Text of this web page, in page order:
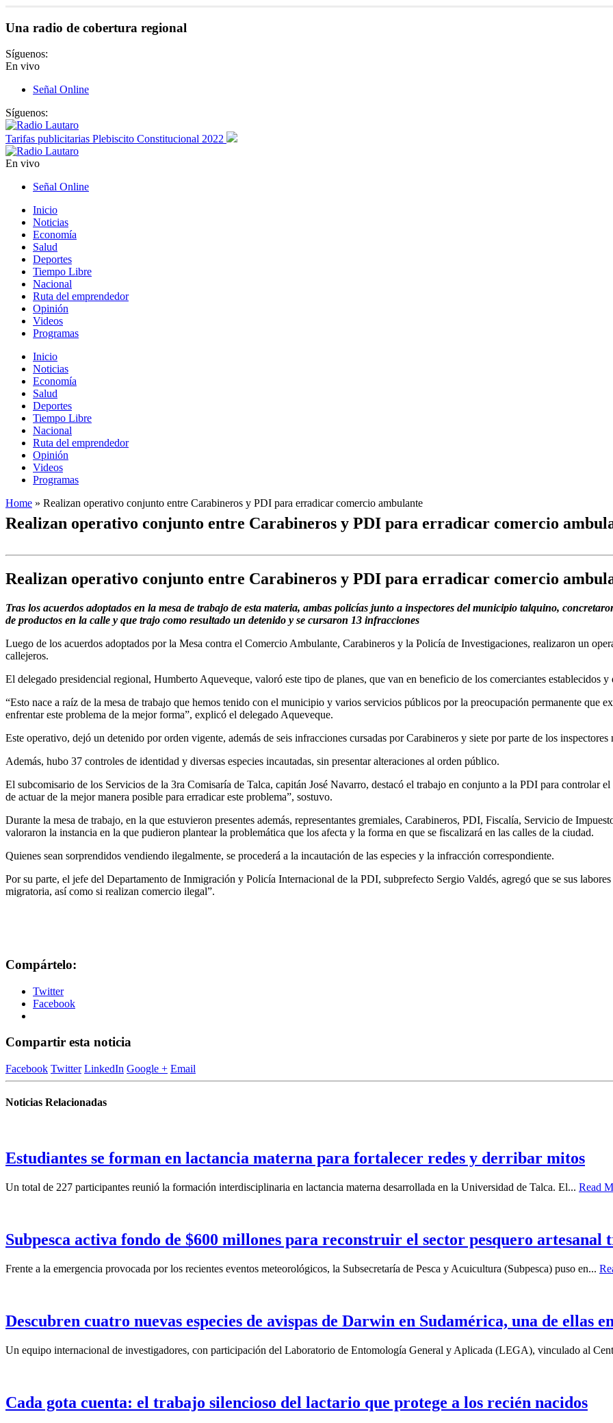
Una radio de cobertura regional
Síguenos:
En vivo
Señal Online
Síguenos:
Tarifas publicitarias Plebiscito Constitucional 2022
En vivo
Señal Online
Inicio
Noticias
Economía
Salud
Deportes
Tiempo Libre
Nacional
Ruta del emprendedor
Opinión
Videos
Programas
Inicio
Noticias
Economía
Salud
Deportes
Tiempo Libre
Nacional
Ruta del emprendedor
Opinión
Videos
Programas
Home » Realizan operativo conjunto entre Carabineros y PDI para erradicar comercio ambulante
Realizan operativo conjunto entre Carabineros y PDI para erradicar comercio
Realizan operativo conjunto entre Carabineros y PDI para erradicar comercio
Tras los acuerdos adoptados en la mesa de trabajo de esta materia, ambas policías junto a inspectores del municipio talquino,
de productos en la calle y que trajo como resultado un detenido y se cursaron 13 infracciones
Luego de los acuerdos adoptados por la Mesa contra el Comercio Ambulante, Carabineros y la Policía de Investigaciones, realizaron un
callejeros.
El delegado presidencial regional, Humberto Aqueveque, valoró este tipo de planes, que van en beneficio de los comerciantes establecidos
“Esto nace a raíz de la mesa de trabajo que hemos tenido con el municipio y varios servicios públicos por la preocupación permanente que
enfrentar este problema de la mejor forma”, explicó el delegado Aqueveque.
Este operativo, dejó un detenido por orden vigente, además de seis infracciones cursadas por Carabineros y siete por parte de los inspectores
Además, hubo 37 controles de identidad y diversas especies incautadas, sin presentar alteraciones al orden público.
El subcomisario de los Servicios de la 3ra Comisaría de Talca, capitán José Navarro, destacó el trabajo en conjunto a la PDI para controlar
de actuar de la mejor manera posible para erradicar este problema”, sostuvo.
Durante la mesa de trabajo, en la que estuvieron presentes además, representantes gremiales, Carabineros, PDI, Fiscalía, Servicio de
valoraron la instancia en la que pudieron plantear la problemática que los afecta y la forma en que se fiscalizará en las calles de la ciudad.
Quienes sean sorprendidos vendiendo ilegalmente, se procederá a la incautación de las especies y la infracción correspondiente.
Por su parte, el jefe del Departamento de Inmigración y Policía Internacional de la PDI, subprefecto Sergio Valdés, agregó que se sus
migratoria, así como si realizan comercio ilegal”.
Compártelo:
Twitter
Facebook
Compartir esta noticia
Facebook Twitter LinkedIn Google + Email
Noticias Relacionadas
Estudiantes se forman en lactancia materna para fortalecer redes y derribar mitos
Un total de 227 participantes reunió la formación interdisciplinaria en lactancia materna desarrollada en la Universidad de Talca. El... Read
Subpesca activa fondo de $600 millones para reconstruir el sector pesquero artesanal
Frente a la emergencia provocada por los recientes eventos meteorológicos, la Subsecretaría de Pesca y Acuicultura (Subpesca) puso en...
Descubren cuatro nuevas especies de avispas de Darwin en Sudamérica, una de ellas
Un equipo internacional de investigadores, con participación del Laboratorio de Entomología General y Aplicada (LEGA), vinculado al
Cada gota cuenta: el trabajo silencioso del lactario que protege a los recién nacidos